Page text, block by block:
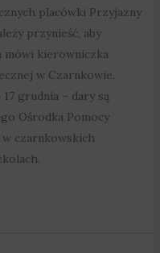
placówki Przyjazny
przynieść, aby
mówi kierowniczka
w Czarnkowie,
grudnia – dary są
Ośrodka Pomocy
w czarnkowskich